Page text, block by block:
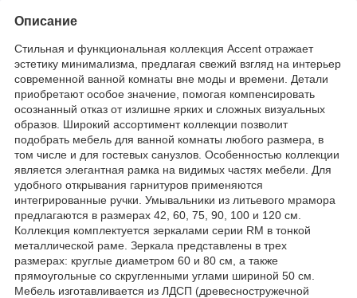
Описание
Стильная и функциональная коллекция Accent отражает
эстетику минимализма, предлагая свежий взгляд на интерьер
современной ванной комнаты вне моды и времени. Детали
приобретают особое значение, помогая компенсировать
осознанный отказ от излишне ярких и сложных визуальных
образов. Широкий ассортимент коллекции позволит
подобрать мебель для ванной комнаты любого размера, в
том числе и для гостевых санузлов. Особенностью коллекции
является элегантная рамка на видимых частях мебели. Для
удобного открывания гарнитуров применяются
интегрированные ручки. Умывальники из литьевого мрамора
предлагаются в размерах 42, 60, 75, 90, 100 и 120 см.
Коллекция комплектуется зеркалами серии RM в тонкой
металлической раме. Зеркала представлены в трех
размерах: круглые диаметром 60 и 80 см, а также
прямоугольные со скругленными углами шириной 50 см.
Мебель изготавливается из ЛДСП (древесностружечной